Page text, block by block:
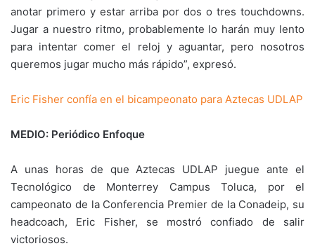
anotar primero y estar arriba por dos o tres touchdowns.
Jugar a nuestro ritmo, probablemente lo harán muy lento
para intentar comer el reloj y aguantar, pero nosotros
queremos jugar mucho más rápido”, expresó.
Eric Fisher confía en el bicampeonato para Aztecas UDLAP
MEDIO: Periódico Enfoque
A unas horas de que Aztecas UDLAP juegue ante el
Tecnológico de Monterrey Campus Toluca, por el
campeonato de la Conferencia Premier de la Conadeip, su
headcoach, Eric Fisher, se mostró confiado de salir
victoriosos.